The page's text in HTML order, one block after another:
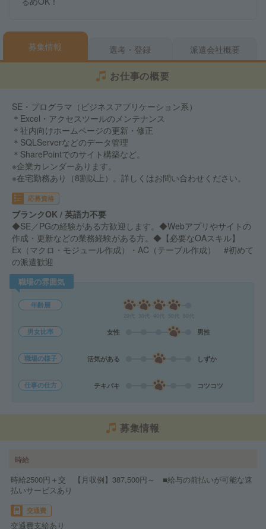
募集情報 選考・登録 派遣会社概要
お仕事の概要
SE・プログラマ（ビジネスアプリケーション系）
＊Excel・アクセスツールのメンテナンス
＊社内向けホームページの更新・修正
＊SQLServerなどのデータ管理
＊SharePointでのサイト構築など。
※企業カレンダーあります。
※在宅勤務あり（8割以上）。詳しくはお問い合わせください。
応募資格
ブランクOK / 英語力不要
◆SE／PGの経験がある方歓迎します。◆Webアプリやサイトの
作成・更新などの業務経験がある方。◆【必要なOAスキル】
Ex（マクロ・モジュール作成）・AC（テーブル作成） #初めて
の派遣歓迎
職場の雰囲気
年齢層
男女比率 女性 男性
職場の様子 活気がある しずか
仕事の仕方 テキパキ コツコツ
募集情報
時給
時給2500円＋交 【月収例】387,500円～ ■給与の前払いが可能な速
払いサービスあり
交通費
交通費支給あり